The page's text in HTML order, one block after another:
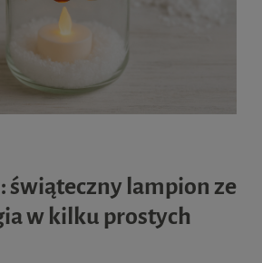
świąteczny lampion ze
w kilku prostych